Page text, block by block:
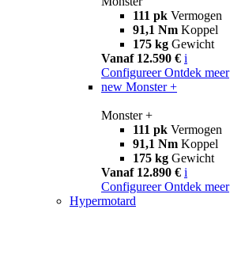
111 pk Vermogen
91,1 Nm Koppel
175 kg Gewicht
Vanaf 12.590 € i
Configureer Ontdek meer
new Monster +
Monster +
111 pk Vermogen
91,1 Nm Koppel
175 kg Gewicht
Vanaf 12.890 € i
Configureer Ontdek meer
Hypermotard